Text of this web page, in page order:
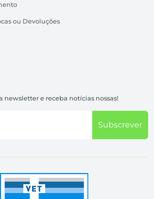
ou Devoluções
newsletter e receba notícias nossas!
Subscrever